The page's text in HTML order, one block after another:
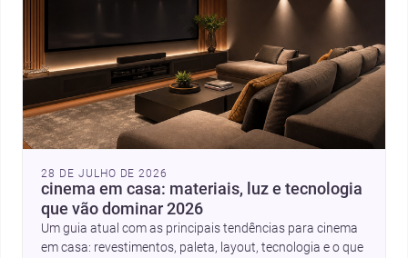
28 DE JULHO DE 2026
cinema em casa: materiais, luz e tecnologia
que vão dominar 2026
Um guia atual com as principais tendências para cinema
em casa: revestimentos, paleta, layout, tecnologia e o que